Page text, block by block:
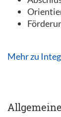
Mehr zu